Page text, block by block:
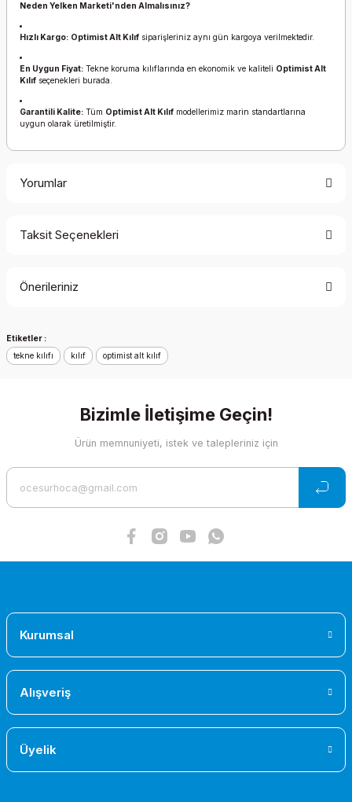
Neden Yelken Marketi'nden Almalısınız?
Hızlı Kargo: Optimist Alt Kılıf siparişleriniz aynı gün kargoya verilmektedir.
En Uygun Fiyat: Tekne koruma kılıflarında en ekonomik ve kaliteli Optimist Alt
Kılıf seçenekleri burada.
Garantili Kalite: Tüm Optimist Alt Kılıf modellerimiz marin standartlarına
uygun olarak üretilmiştir.
Yorumlar
Taksit Seçenekleri
Önerileriniz
konularda yetersiz gördüğünüz noktaları öneri formunu
kullanarak tarafımıza iletebilirsiniz.
Ürün resmi kalitesiz, bozuk veya görüntülenemiyor.
Etiketler :
tekne kılıfı
kılıf optimist alt kılıf
Bizimle İletişime Geçin!
Ürün memnuniyeti, istek ve talepleriniz için
Kurumsal
Alışveriş
Üyelik